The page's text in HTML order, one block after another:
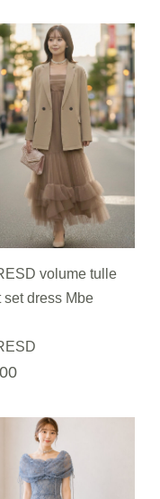
volume tulle
set dress Mbe